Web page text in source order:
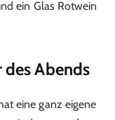
ein Glas Rotwein
Abends
eine ganz eigene